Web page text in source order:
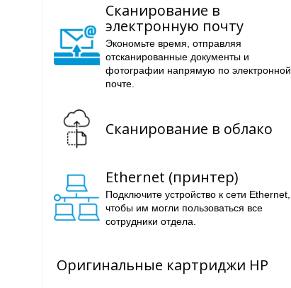
Сканирование в
электронную почту
Экономьте время, отправляя
отсканированные документы и
фотографии напрямую по электронной
почте.
Сканирование в облако
Ethernet (принтер)
Подключите устройство к сети Ethernet,
чтобы им могли пользоваться все
сотрудники отдела.
Оригинальные картриджи HP